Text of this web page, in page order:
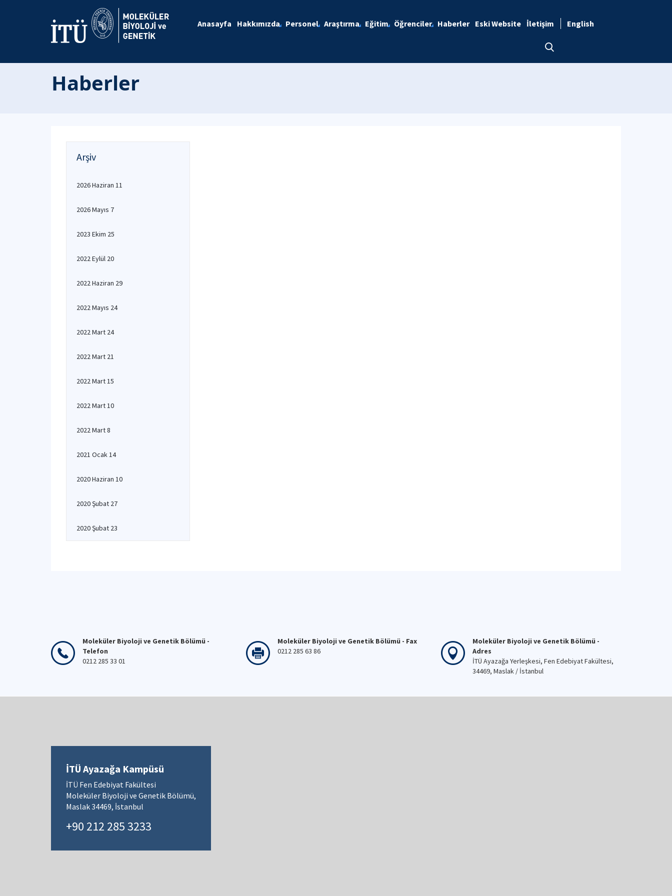
Anasayfa Hakkımızda Personel Araştırma Eğitim Öğrenciler Haberler Eski Website İletişim English
Haberler
Arşiv
2026 Haziran 11
2026 Mayıs 7
2023 Ekim 25
2022 Eylül 20
2022 Haziran 29
2022 Mayıs 24
2022 Mart 24
2022 Mart 21
2022 Mart 15
2022 Mart 10
2022 Mart 8
2021 Ocak 14
2020 Haziran 10
2020 Şubat 27
2020 Şubat 23
Moleküler Biyoloji ve Genetik Bölümü -
Telefon
0212 285 33 01
Moleküler Biyoloji ve Genetik Bölümü - Fax
0212 285 63 86
Moleküler Biyoloji ve Genetik Bölümü -
Adres
İTÜ Ayazağa Yerleşkesi, Fen Edebiyat Fakültesi,
34469, Maslak / İstanbul
İTÜ Ayazağa Kampüsü
İTÜ Fen Edebiyat Fakültesi
Moleküler Biyoloji ve Genetik Bölümü,
Maslak 34469, İstanbul
+90 212 285 3233